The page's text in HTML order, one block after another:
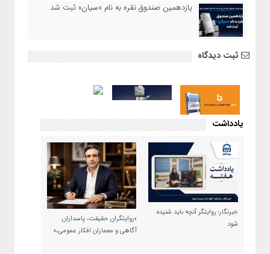
یازدهمین صندوق نقره به نام «سیان» ثبت شد
ثبت دیدگاه
یادداشت
خبرنگار؛ روایتگر آنچه باید شنیده
شود
«روایتگران حقیقت، پاسداران
آگاهی و معماران افکار عمومی،»